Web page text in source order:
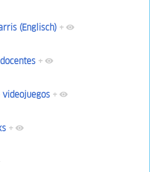
(Englisch) +
+
+
+